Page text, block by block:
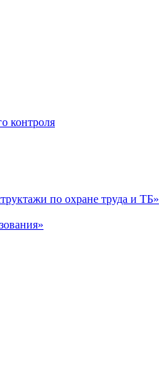
контроля
по охране труда и ТБ»